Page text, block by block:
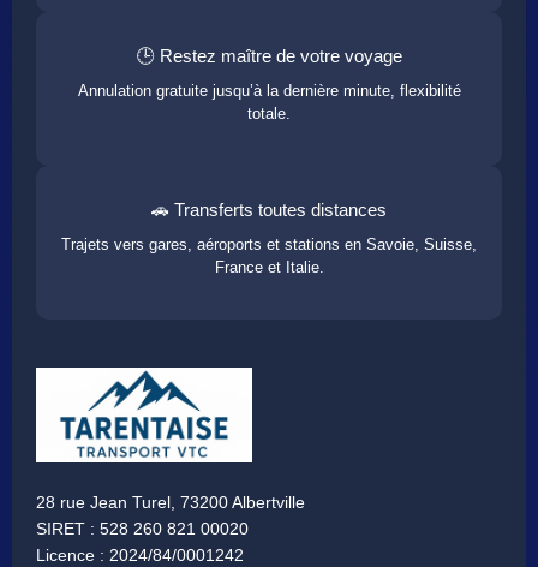
🕒 Restez maître de votre voyage
Annulation gratuite jusqu’à la dernière minute, flexibilité
totale.
🚗 Transferts toutes distances
Trajets vers gares, aéroports et stations en Savoie, Suisse,
France et Italie.
28 rue Jean Turel, 73200 Albertville
SIRET : 528 260 821 00020
Licence : 2024/84/0001242